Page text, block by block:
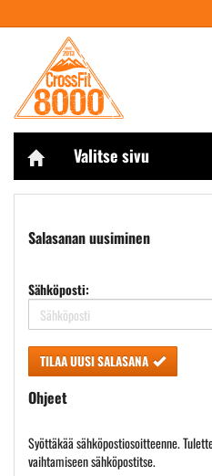
Valitse sivu
Salasanan uusiminen
Sähköposti:
TILAA UUSI SALASANA
Ohjeet
Syöttäkää sähköpostiosoitteenne.
vaihtamiseen sähköpostitse.